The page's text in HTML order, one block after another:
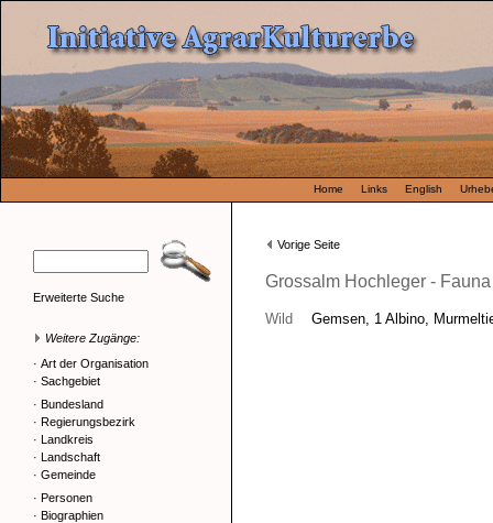
Home Links English
Erweiterte Suche
Weitere Zugänge:
· Art der Organisation
· Sachgebiet
· Bundesland
· Regierungsbezirk
· Landkreis
· Landschaft
· Gemeinde
· Personen
· Biographien
Vorige Seite
Grossalm Hochleger - Fauna
Wild Gemsen, 1 Albino,